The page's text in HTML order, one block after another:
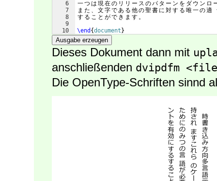
6
7
8
9
10
一つ は 現在の リ リ ー ス のパ タ ー ン を ダ ウ ン ロ
ま た 、 文 字であ る 他の聖 書 に 対す る 唯一の適
す る こ と がで き ま す 。
\end {document }
Ausgabe erzeugen
Dieses Dokument dann mit
anschließenden dvipdfm
Die OpenType-Schriften sinnd